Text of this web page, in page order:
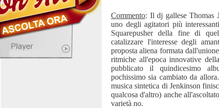
Commento: Il dj gallese Thomas
uno degli agitatori più
Squarepusher della fine di
catalizzare l'interesse degli
proposta aliena formata
ritmiche all'epoca innovative
pubblicato il quindicesimo
pochissimo sia cambiato da
musica sintetica di Jenkinson
qualcosa d'altro) anche
varietà no.